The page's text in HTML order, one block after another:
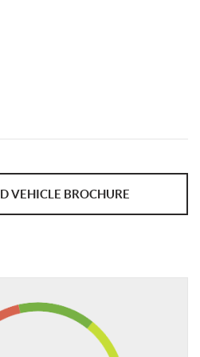
servizi aggiuntivi.
VEHICLE BROCHURE